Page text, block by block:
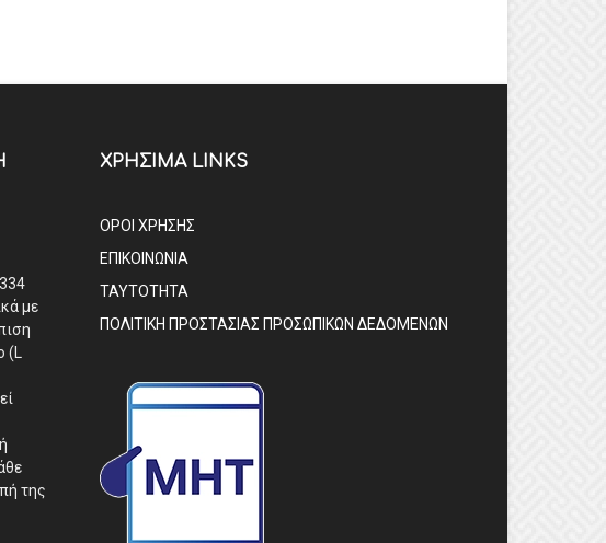
με
της
ΧΡΗΣΙΜΑ LINKS
ΟΡΟΙ ΧΡΗΣΗΣ
ΕΠΙΚΟΙΝΩΝΙΑ
ΤΑΥΤΟΤΗΤΑ
ΠΟΛΙΤΙΚΗ ΠΡΟΣΤΑΣΙΑΣ ΠΡΟΣΩΠΙΚΩΝ ΔΕΔΟΜΕΝΩΝ